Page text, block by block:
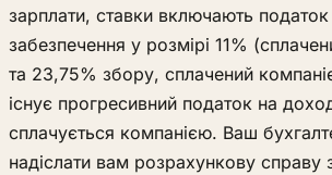
зарплати, ставки включають податок
забезпечення у розмірі 11%
та 23,75% збору, сплачений
існує прогресивний податок на
сплачується компанією. Ваш
надіслати вам розрахункову справу